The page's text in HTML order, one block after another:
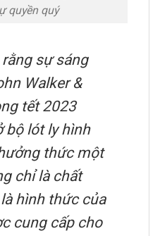
quyền quý
sự sáng
Walker &
tết 2023
bộ lót ly hình
thức một
chỉ là chất
hình thức của
cung cấp cho